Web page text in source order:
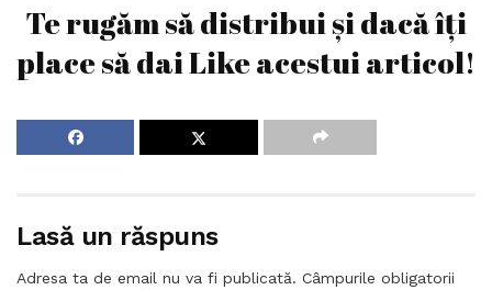
Te rugăm să distribui și dacă îți
place să dai Like acestui articol!
Lasă un răspuns
Adresa ta de email nu va fi publicată. Câmpurile obligatorii